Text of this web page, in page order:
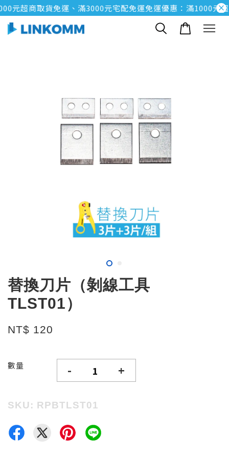
元超商取貨免運、滿3000元宅配免運免運優惠：滿1000元超
替換刀片（剝線工具
TLST01）
NT$ 120
數量 - +
SKU: RPBTLST01